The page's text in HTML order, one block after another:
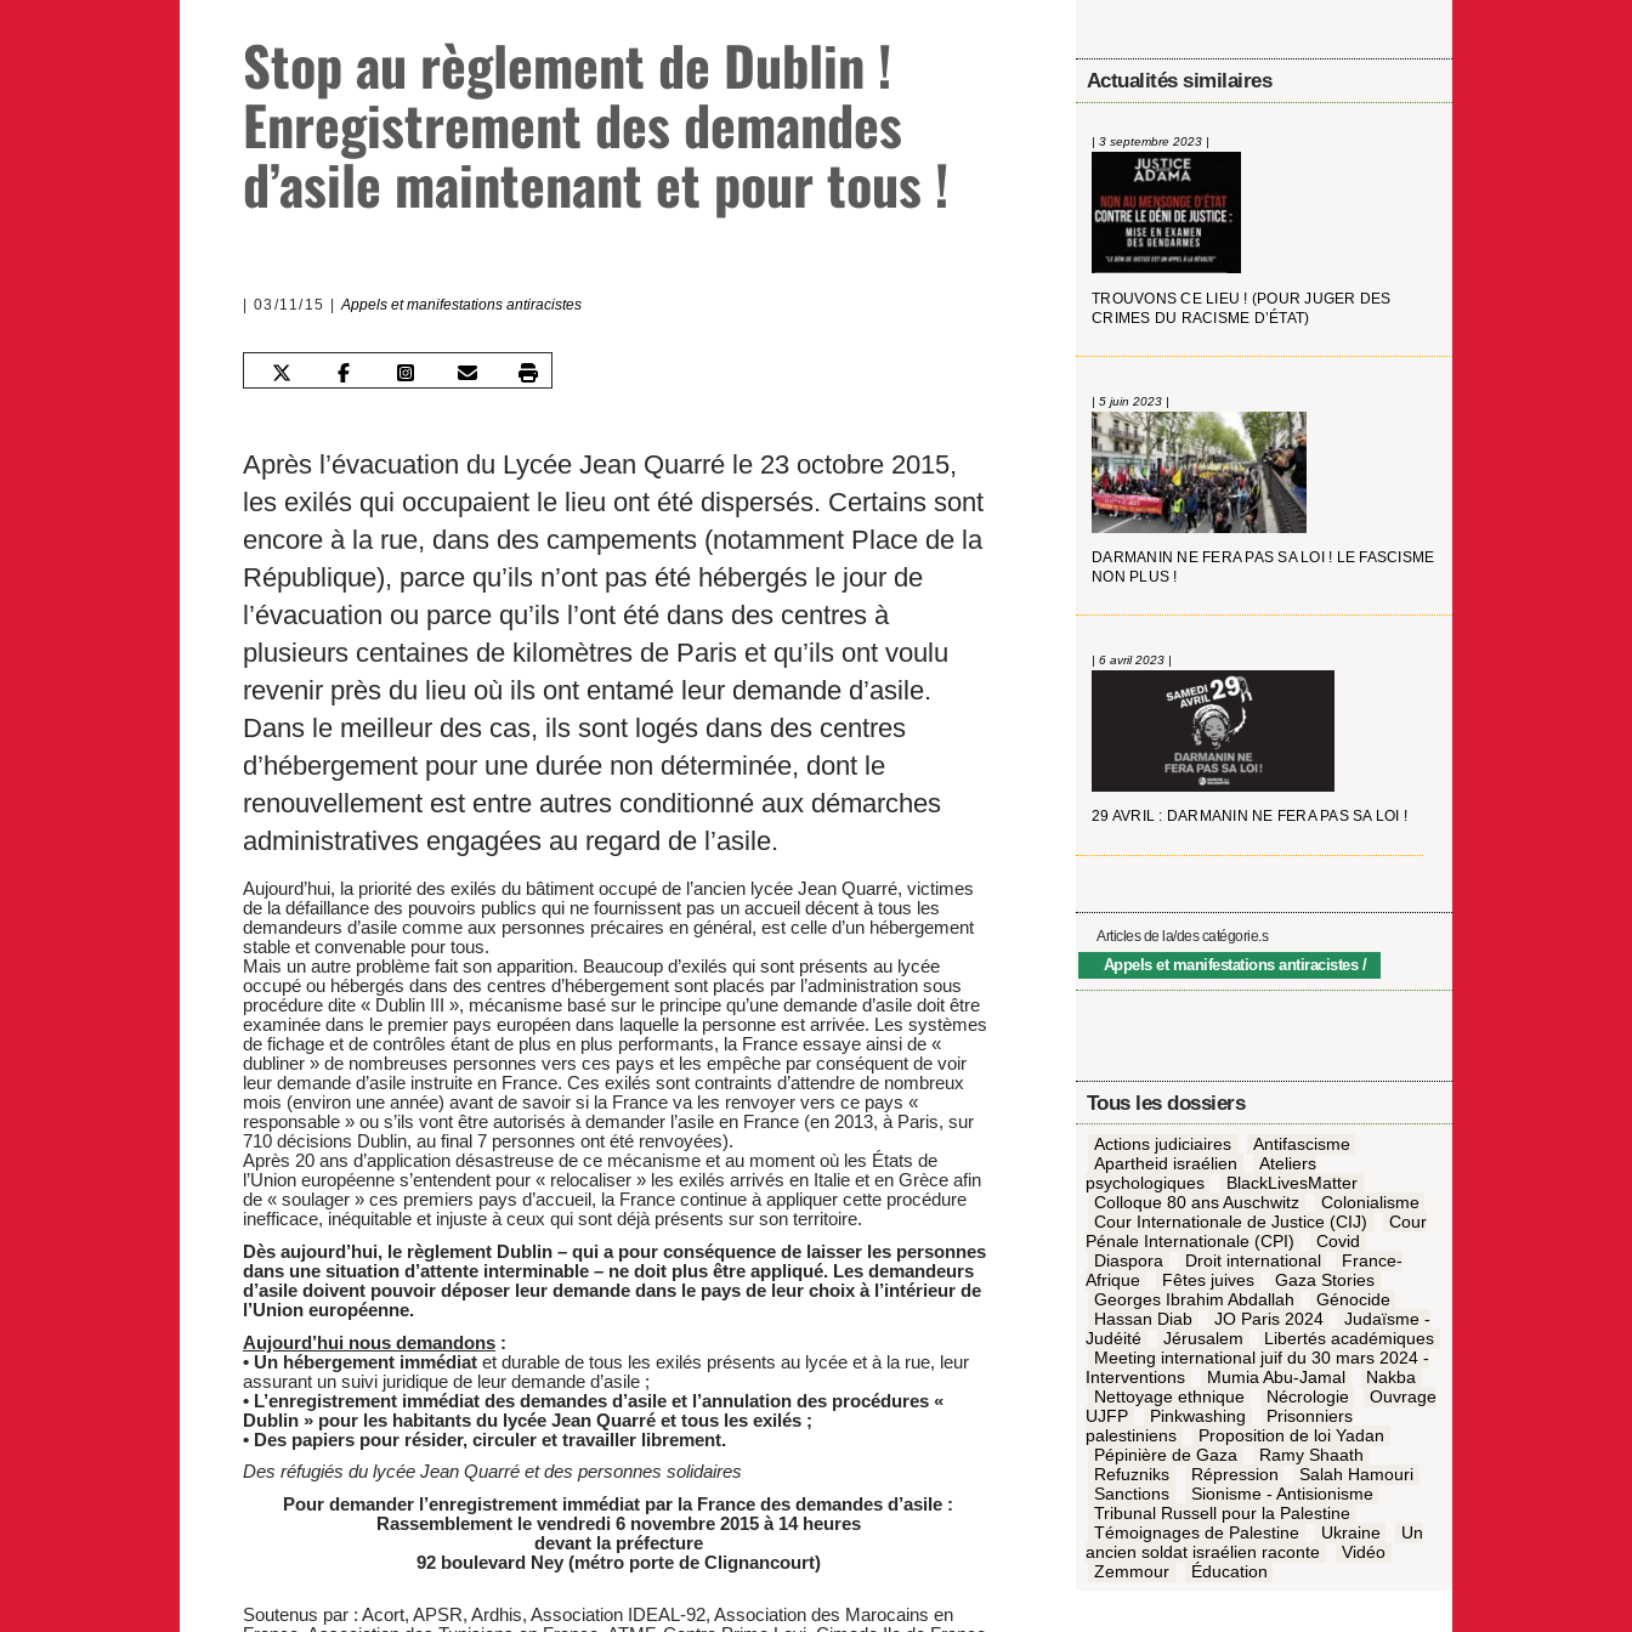
Stop au règlement de Dublin !
Enregistrement des demandes
d’asile maintenant et pour tous !
03/11/15 Appels et manifestations antiracistes
Après l’évacuation du Lycée Jean Quarré le 23 octobre 2015,
les exilés qui occupaient le lieu ont été dispersés. Certains sont
encore à la rue, dans des campements (notamment Place de la
République), parce qu’ils n’ont pas été hébergés le jour de
l’évacuation ou parce qu’ils l’ont été dans des centres à
plusieurs centaines de kilomètres de Paris et qu’ils ont voulu
revenir près du lieu où ils ont entamé leur demande d’asile.
Dans le meilleur des cas, ils sont logés dans des centres
d’hébergement pour une durée non déterminée, dont le
renouvellement est entre autres conditionné aux démarches
administratives engagées au regard de l’asile.
Aujourd’hui, la priorité des exilés du bâtiment occupé de l’ancien lycée Jean Quarré, victimes
de la défaillance des pouvoirs publics qui ne fournissent pas un accueil décent à tous les
demandeurs d’asile comme aux personnes précaires en général, est celle d’un hébergement
stable et convenable pour tous.
Mais un autre problème fait son apparition. Beaucoup d’exilés qui sont présents au lycée
occupé ou hébergés dans des centres d’hébergement sont placés par l’administration sous
procédure dite « Dublin III », mécanisme basé sur le principe qu’une demande d’asile doit être
examinée dans le premier pays européen dans laquelle la personne est arrivée. Les systèmes
de fichage et de contrôles étant de plus en plus performants, la France essaye ainsi de «
dubliner » de nombreuses personnes vers ces pays et les empêche par conséquent de voir
leur demande d’asile instruite en France. Ces exilés sont contraints d’attendre de nombreux
mois (environ une année) avant de savoir si la France va les renvoyer vers ce pays «
responsable » ou s’ils vont être autorisés à demander l’asile en France (en 2013, à Paris, sur
710 décisions Dublin, au final 7 personnes ont été renvoyées).
Après 20 ans d’application désastreuse de ce mécanisme et au moment où les États de
l’Union européenne s’entendent pour « relocaliser » les exilés arrivés en Italie et en Grèce afin
de « soulager » ces premiers pays d’accueil, la France continue à appliquer cette procédure
inefficace, inéquitable et injuste à ceux qui sont déjà présents sur son territoire.
Dès aujourd’hui, le règlement Dublin – qui a pour conséquence de laisser les personnes
dans une situation d’attente interminable – ne doit plus être appliqué. Les demandeurs
d’asile doivent pouvoir déposer leur demande dans le pays de leur choix à l’intérieur de
l’Union européenne.
Aujourd’hui nous demandons:
• Un hébergement immédiatet durable de tous les exilés présents au lycée et à la rue, leur
assurant un suivi juridique de leur demande d’asile ;
• L’enregistrement immédiat des demandes d’asile et l’annulation des procédures «
Dublin » pour les habitants du lycée Jean Quarré et tous les exilés ;
• Des papiers pour résider, circuler et travailler librement.
Des réfugiés du lycée Jean Quarré et des personnes solidaires
Pour demander l’enregistrement immédiat par la France des demandes d’asile :
Rassemblement le vendredi 6 novembre 2015 à 14 heures
devant la préfecture
92 boulevard Ney (métro porte de Clignancourt)
Soutenus par : Acort, APSR, Ardhis, Association IDEAL-92, Association des Marocains en
Actualités similaires
| 3 septembre 2023 |
TROUVONS CE LIEU ! (POUR JUGER DES
CRIMES DU RACISME D’ÉTAT)
| 5 juin 2023 |
DARMANIN NE FERA PAS SA LOI ! LE FASCISME
NON PLUS !
| 6 avril 2023 |
29 AVRIL : DARMANIN NE FERA PAS SA LOI !
Articles de la/des catégorie.s
Appels et manifestations antiracistes
Tous les dossiers
Actions judiciaires
Antifascisme
Apartheid israélien
Ateliers
psychologiques
BlackLivesMatter
Colloque 80 ans Auschwitz
Colonialisme
Cour Internationale de Justice (CIJ)
Cour
Pénale Internationale (CPI)
Covid
Diaspora
Droit international
France-
Afrique
Fêtes juives
Gaza Stories
Georges Ibrahim Abdallah
Génocide
Hassan Diab
JO Paris 2024
Judaïsme -
Judéité
Jérusalem
Libertés académiques
Meeting international juif du 30 mars 2024 -
Interventions
Mumia Abu-Jamal
Nakba
Nettoyage ethnique
Nécrologie
Ouvrage
UJFP
Pinkwashing
Prisonniers
palestiniens
Proposition de loi Yadan
Pépinière de Gaza
Ramy Shaath
Refuzniks
Répression
Salah Hamouri
Sanctions
Sionisme - Antisionisme
Tribunal Russell pour la Palestine
Témoignages de Palestine
Ukraine
Un
ancien soldat israélien raconte
Vidéo
Zemmour
Éducation